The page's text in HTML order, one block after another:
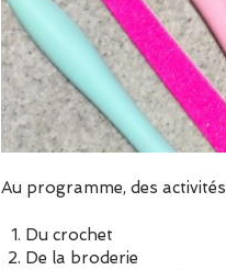
Au programme, des activités
Du crochet
De la broderie